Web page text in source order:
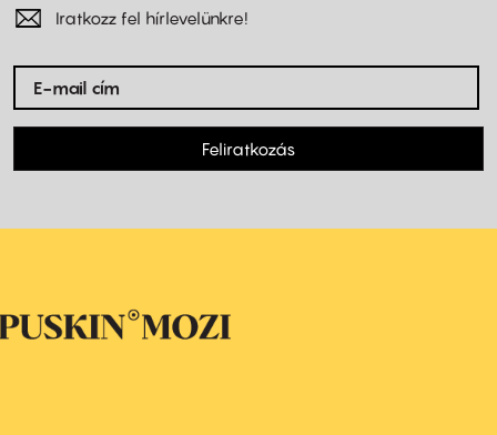
Iratkozz fel hírlevelünkre!
Feliratkozás